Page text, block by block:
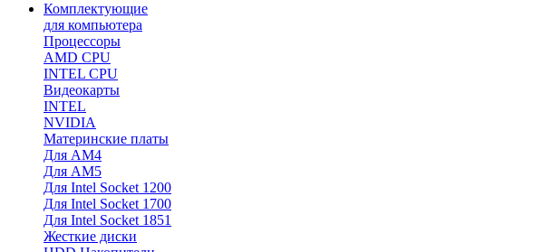
Комплектующие
для компьютера
Процессоры
AMD CPU
INTEL CPU
Видеокарты
INTEL
NVIDIA
Материнские платы
Для AM4
Для AM5
Для Intel Socket 1200
Для Intel Socket 1700
Для Intel Socket 1851
Жесткие диски